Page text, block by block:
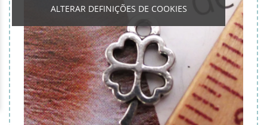
ALTERAR DEFINIÇÕES DE COOKIES